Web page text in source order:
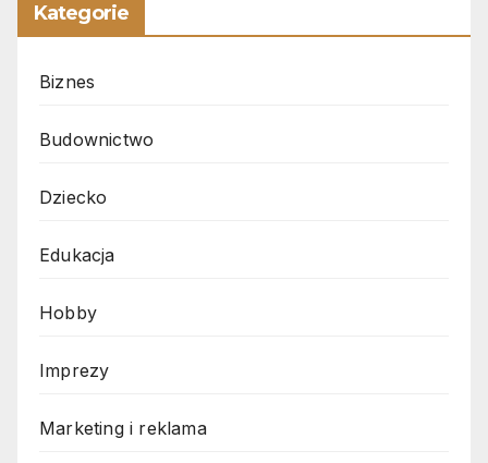
Kategorie
Biznes
Budownictwo
Dziecko
Edukacja
Hobby
Imprezy
Marketing i reklama